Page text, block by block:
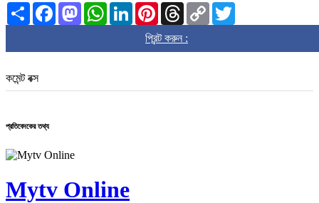
Share FacebookMastodonWhatsAppLinkedInPinterestThreadsCopy
Link
প্রিন্ট করুন :
কমেন্ট বক্স
প্রতিবেদকের তথ্য
Mytv Online